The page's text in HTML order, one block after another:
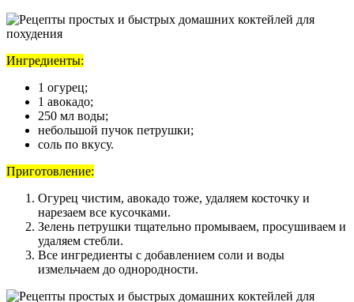
Ингредиенты:
1 огурец;
1 авокадо;
250 мл воды;
небольшой пучок петрушки;
соль по вкусу.
Приготовление:
Огурец чистим, авокадо тоже, удаляем косточку и
нарезаем все кусочками.
Зелень петрушки тщательно промываем, просушиваем и
удаляем стебли.
Все ингредиенты с добавлением соли и воды
измельчаем до однородности.